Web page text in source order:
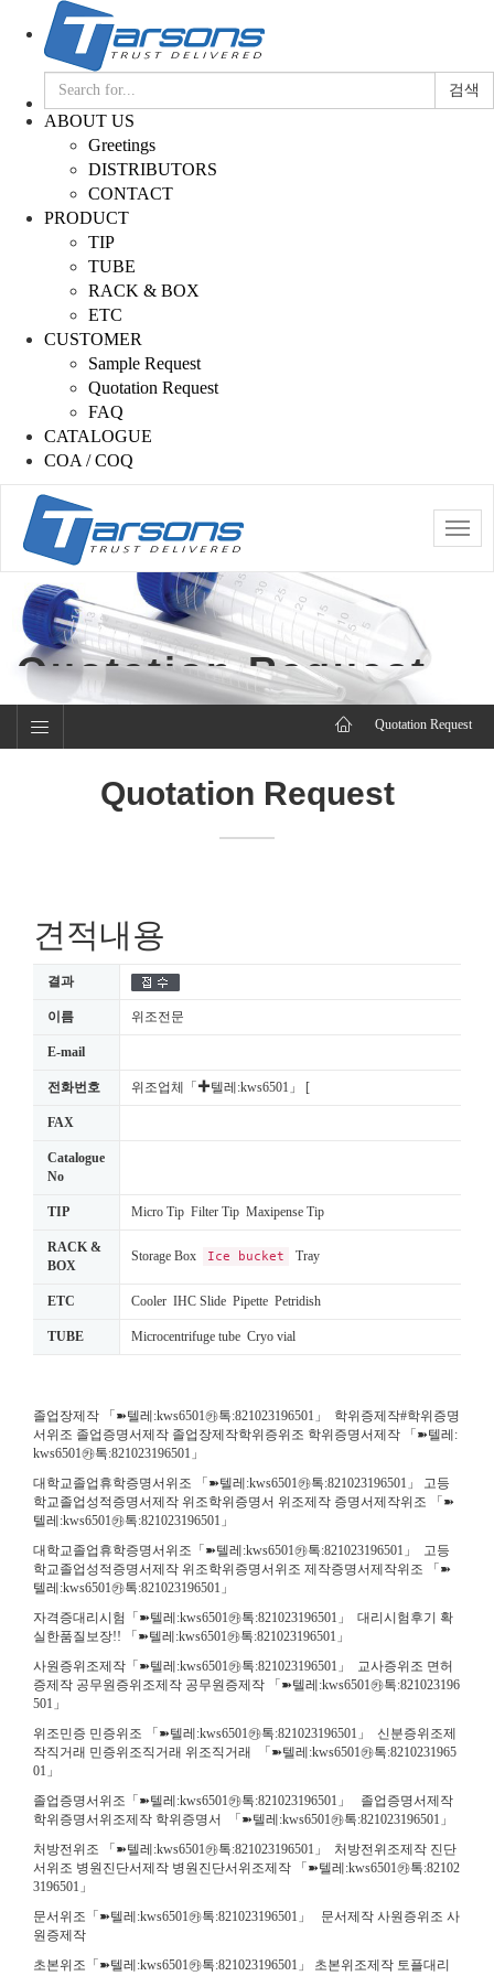
검색
ABOUT US
Greetings
DISTRIBUTORS
CONTACT
PRODUCT
TIP
TUBE
RACK & BOX
ETC
CUSTOMER
Sample Request
Quotation Request
FAQ
CATALOGUE
COA / COQ
Toggle
Quotation Request
Quotation Request
Quotation Request
견적내용
결과
이름 위조전문
E-mail
전화번호 위조업체「✚텔레:kws6501」 [
FAX
Catalogue
No
TIP Micro Tip Filter Tip Maxipense Tip
RACK &
BOX
Storage Box Ice bucket Tray
ETC Cooler IHC Slide Pipette Petridish
TUBE Microcentrifuge tube Cryo vial
졸업장제작 「➽텔레:kws6501㉸톡:821023196501」 학위증제작#학위증명
서위조 졸업증명서제작 졸업장제작학위증위조 학위증명서제작 「➽텔레:
kws6501㉸톡:821023196501」
대학교졸업휴학증명서위조 「➽텔레:kws6501㉸톡:821023196501」 고등
학교졸업성적증명서제작 위조학위증명서 위조제작 증명서제작위조 「➽
텔레:kws6501㉸톡:821023196501」
대학교졸업휴학증명서위조「➽텔레:kws6501㉸톡:821023196501」 고등
학교졸업성적증명서제작 위조학위증명서위조 제작증명서제작위조 「➽
텔레:kws6501㉸톡:821023196501」
자격증대리시험「➽텔레:kws6501㉸톡:821023196501」 대리시험후기 확
실한품질보장!! 「➽텔레:kws6501㉸톡:821023196501」
사원증위조제작「➽텔레:kws6501㉸톡:821023196501」 교사증위조 면허
증제작 공무원증위조제작 공무원증제작 「➽텔레:kws6501㉸톡:821023196
501」
위조민증 민증위조 「➽텔레:kws6501㉸톡:821023196501」 신분증위조제
작직거래 민증위조직거래 위조직거래 「➽텔레:kws6501㉸톡:8210231965
01」
졸업증명서위조「➽텔레:kws6501㉸톡:821023196501」 졸업증명서제작
학위증명서위조제작 학위증명서 「➽텔레:kws6501㉸톡:821023196501」
처방전위조 「➽텔레:kws6501㉸톡:821023196501」 처방전위조제작 진단
서위조 병원진단서제작 병원진단서위조제작 「➽텔레:kws6501㉸톡:82102
3196501」
문서위조「➽텔레:kws6501㉸톡:821023196501」 문서제작 사원증위조 사
원증제작
초본위조「➽텔레:kws6501㉸톡:821023196501」 초본위조제작 토플대리